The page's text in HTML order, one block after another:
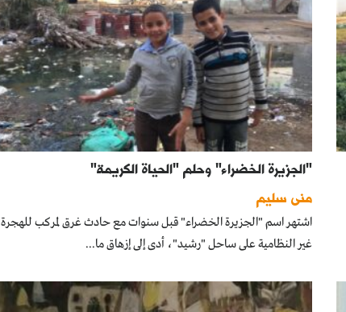
"الجزيرة الخضراء" وحلم "الحياة الكريمة"
منى سليم
اشتهر اسم "الجزيرة الخضراء" قبل سنوات مع حادث غرق لمركب للهجرة
غير النظامية على ساحل "رشيد"، أدى إلى إزهاق ما...